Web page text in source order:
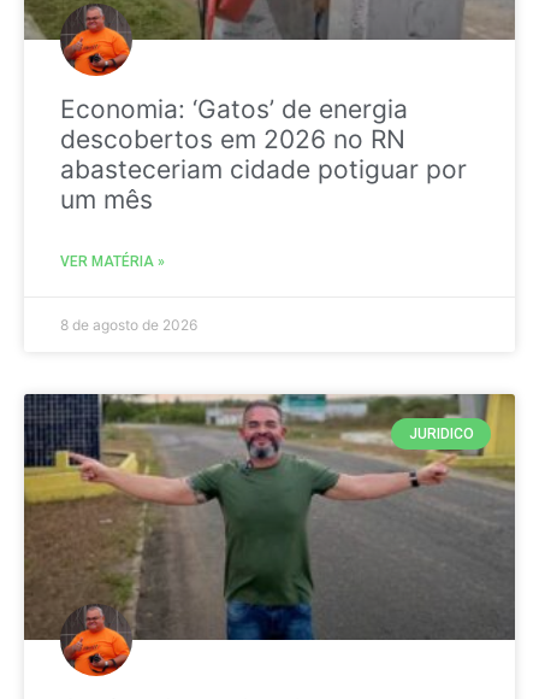
Economia: ‘Gatos’ de energia
descobertos em 2026 no RN
abasteceriam cidade potiguar por
um mês
VER MATÉRIA »
8 de agosto de 2026
JURIDICO